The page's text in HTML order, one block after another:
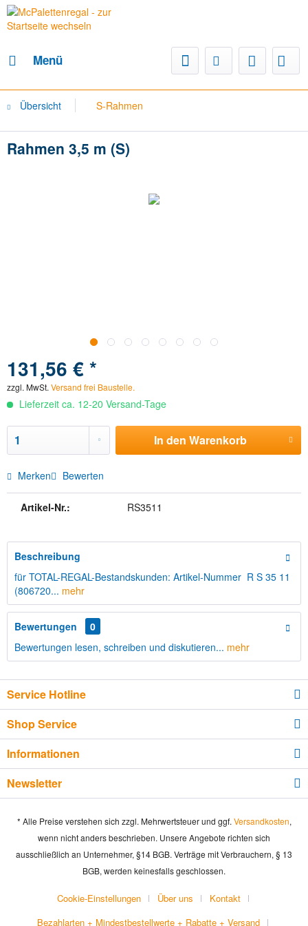
Menü
Übersicht S-Rahmen
Rahmen 3,5 m (S)
131,56 € *
zzgl. MwSt. Versand frei Baustelle.
Lieferzeit ca. 12-20 Versand-Tage
In den Warenkorb
Merken Bewerten
Artikel-Nr.: RS3511
Beschreibung
für TOTAL-REGAL-Bestandskunden: Artikel-Nummer R S 35 11
(806720... mehr
Bewertungen
0
Bewertungen lesen, schreiben und diskutieren... mehr
Service Hotline
Shop Service
Informationen
Newsletter
* Alle Preise verstehen sich zzgl. Mehrwertsteuer und ggf. Versandkosten,
wenn nicht anders beschrieben. Unsere Angebote richten sich
ausschließlich an Unternehmer, §14 BGB. Verträge mit Verbrauchern, § 13
BGB, werden keinesfalls geschlossen.
Cookie-Einstellungen Über uns
Kontakt
Bezahlarten + Mindestbestellwerte + Rabatte + Versand